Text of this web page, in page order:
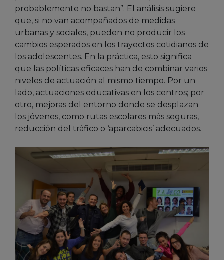
probablemente no bastan”. El análisis sugiere
que, si no van acompañados de medidas
urbanas y sociales, pueden no producir los
cambios esperados en los trayectos cotidianos de
los adolescentes. En la práctica, esto significa
que las políticas eficaces han de combinar varios
niveles de actuación al mismo tiempo. Por un
lado, actuaciones educativas en los centros; por
otro, mejoras del entorno donde se desplazan
los jóvenes, como rutas escolares más seguras,
reducción del tráfico o ‘aparcabicis’ adecuados.